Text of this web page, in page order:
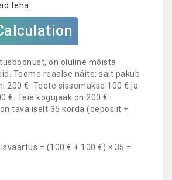
teha.
on oluline mõista
Toome reaalse näite: sait pakub
200 €. Teete sissemakse 100 € ja
€. Teie kogujääk on 200 €.
tavaliselt 35 korda (deposiit +
= (100 € + 100 €) × 35 =